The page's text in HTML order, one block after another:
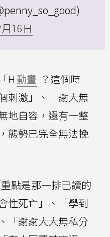
16日
H 動畫 ？這個時
刺激」、「謝大無
地自容，還有一整
態勢已完全無法挽
點是那一排已讀的
性死亡」、「學到
「謝謝大大無私分